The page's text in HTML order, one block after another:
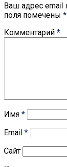
Ваш адрес email
поля помечены *
Комментарий *
Имя *
Email *
Сайт